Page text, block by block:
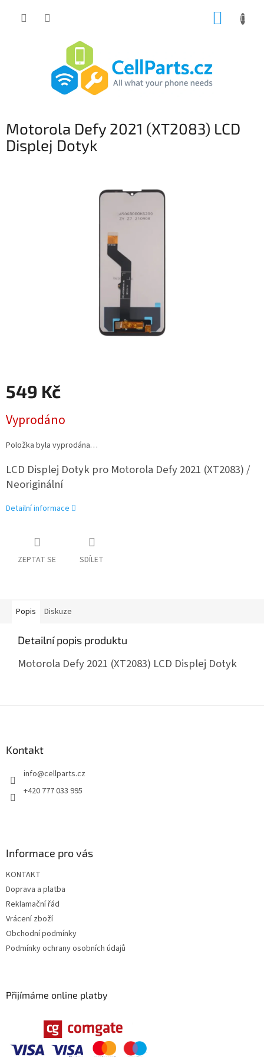
Motorola Defy 2021 (XT2083) LCD
Displej Dotyk
549 Kč
cena:
Vyprodáno
Položka byla vyprodána…
LCD Displej Dotyk pro Motorola Defy 2021 (XT2083) /
Neoriginální
Detailní informace
ZEPTAT SE SDÍLET
Popis Diskuze
Detailní popis produktu
Motorola Defy 2021 (XT2083) LCD Displej Dotyk
Kontakt
info@cellparts.cz
+420 777 033 995
Informace pro vás
KONTAKT
Doprava a platba
Reklamační řád
Vrácení zboží
Obchodní podmínky
Podmínky ochrany osobních údajů
Přijímáme online platby